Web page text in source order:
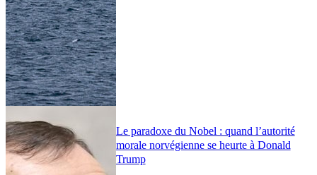
Le paradoxe du Nobel : quand l’autorité
morale norvégienne se heurte à Donald
Trump